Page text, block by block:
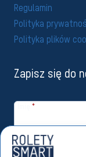
Regulamin
Polityka
Polityka plików
Zapisz się do
*
Email*